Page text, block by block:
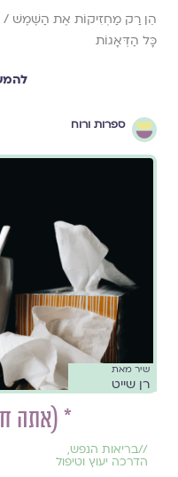
הֵן רַק מַחְזִיקוֹת אֶת הַשֶּׁמֶשׁ
כָּל הַדְּאָגוֹת
ספרות ורוח
שיר מאת
רן שייט
* (אתה
//בריאות הנפש,
הדרכה יעוץ וטיפול